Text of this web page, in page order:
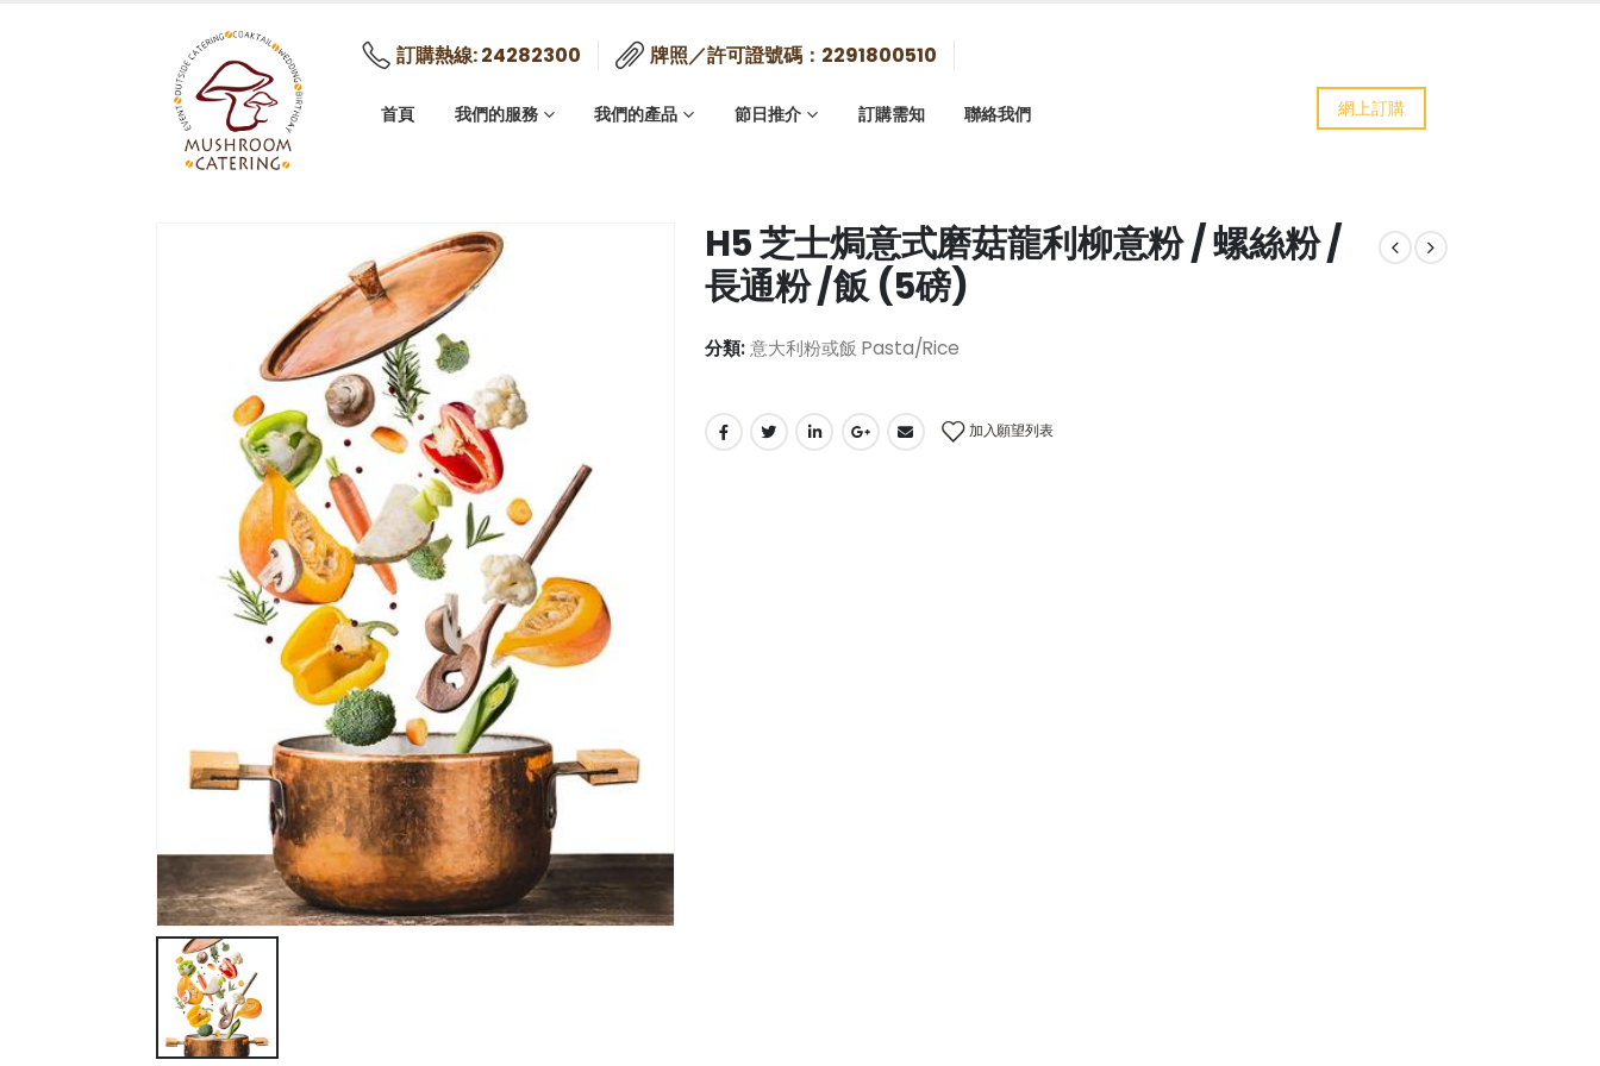
訂購熱線: 24282300 牌照／許可證號碼：2291800510
首頁 我們的服務 我們的產品 節日推介 訂購需知 聯絡我們 網上訂購
H5 芝士焗意式磨菇龍利柳意粉 / 螺絲粉 /
長通粉 /飯 (5磅)
分類:意大利粉或飯 Pasta/Rice
加入願望列表